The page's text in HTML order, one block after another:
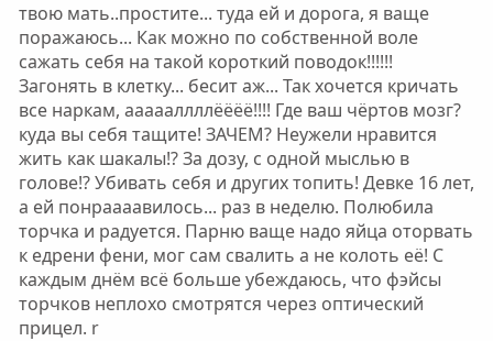
твою мать..простите... туда ей и дорога, я ваще
поражаюсь... Как можно по собственной воле
сажать себя на такой короткий поводок!!!!!!
Загонять в клетку... бесит аж... Так хочется кричать
все наркам, аааааллллёёёё!!!! Где ваш чёртов мозг?
куда вы себя тащите! ЗАЧЕМ? Неужели нравится
жить как шакалы!? За дозу, с одной мыслью в
голове!? Убивать себя и других топить! Девке 16 лет,
а ей понраааавилось... раз в неделю. Полюбила
торчка и радуется. Парню ваще надо яйца оторвать
к едрени фени, мог сам свалить а не колоть её! С
каждым днём всё больше убеждаюсь, что фэйсы
торчков неплохо смотрятся через оптический
прицел. r